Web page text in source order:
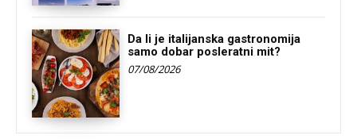
Da li je italijanska gastronomija
samo dobar posleratni mit?
07/08/2026